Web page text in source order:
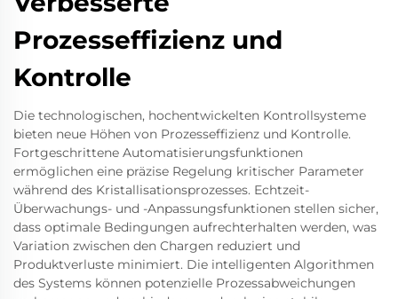
Prozesseffizienz und
Kontrolle
Die technologischen, hochentwickelten Kontrollsysteme
bieten neue Höhen von Prozesseffizienz und Kontrolle.
Fortgeschrittene Automatisierungsfunktionen
ermöglichen eine präzise Regelung kritischer Parameter
während des Kristallisationsprozesses. Echtzeit-
Überwachungs- und -Anpassungsfunktionen stellen sicher,
dass optimale Bedingungen aufrechterhalten werden, was
Variation zwischen den Chargen reduziert und
Produktverluste minimiert. Die intelligenten Algorithmen
des Systems können potenzielle Prozessabweichungen